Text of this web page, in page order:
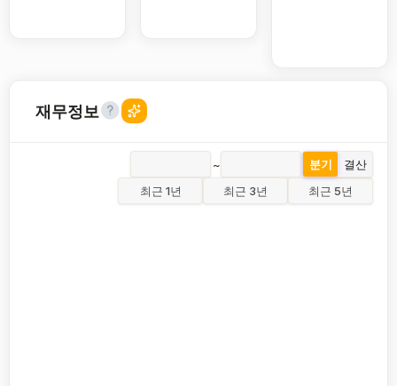
재무정보
~ 분기
결산
최근 1년
최근 3년 최근 5년